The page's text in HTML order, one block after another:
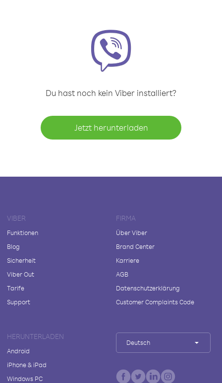
Du hast noch kein Viber installiert?
Jetzt herunterladen
VIBER
Funktionen
Blog
Sicherheit
Viber Out
Tarife
Support
FIRMA
Über Viber
Brand Center
Karriere
AGB
Datenschutzerklärung
Customer Complaints Code
HERUNTERLADEN
Android
iPhone & iPad
Windows PC
Deutsch